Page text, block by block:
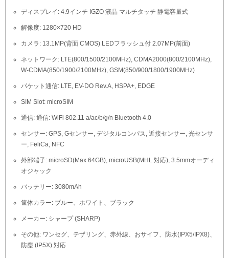
ディスプレイ: 4.9インチ IGZO 液晶 マルチタッチ 静電容量式
解像度: 1280×720 HD
カメラ: 13.1MP(背面 CMOS) LEDフラッシュ付 2.07MP(前面)
ネットワーク: LTE(800/1500/2100MHz), CDMA2000(800/2100MHz),
W-CDMA(850/1900/2100MHz), GSM(850/900/1800/1900MHz)
パケット通信: LTE, EV-DO Rev.A, HSPA+, EDGE
SIM Slot: microSIM
通信: 通信: WiFi 802.11 a/ac/b/g/n Bluetooth 4.0
センサー: GPS, Gセンサー, デジタルコンパス, 近接センサー, 光センサ
ー, FeliCa, NFC
外部端子: microSD(Max 64GB), microUSB(MHL 対応), 3.5mmオーディ
オジャック
バッテリー: 3080mAh
筐体カラー: ブルー、ホワイト、ブラック
メーカー: シャープ (SHARP)
その他: ワンセグ、テザリング、赤外線、おサイフ、防水(IPX5/IPX8)、
防塵 (IP5X) 対応